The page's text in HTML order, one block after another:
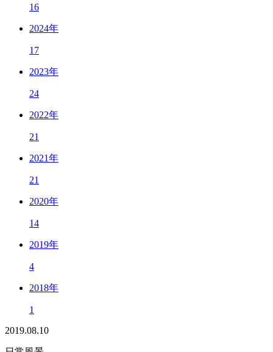
16
2024年
17
2023年
24
2022年
21
2021年
21
2020年
14
2019年
4
2018年
1
2019.08.10